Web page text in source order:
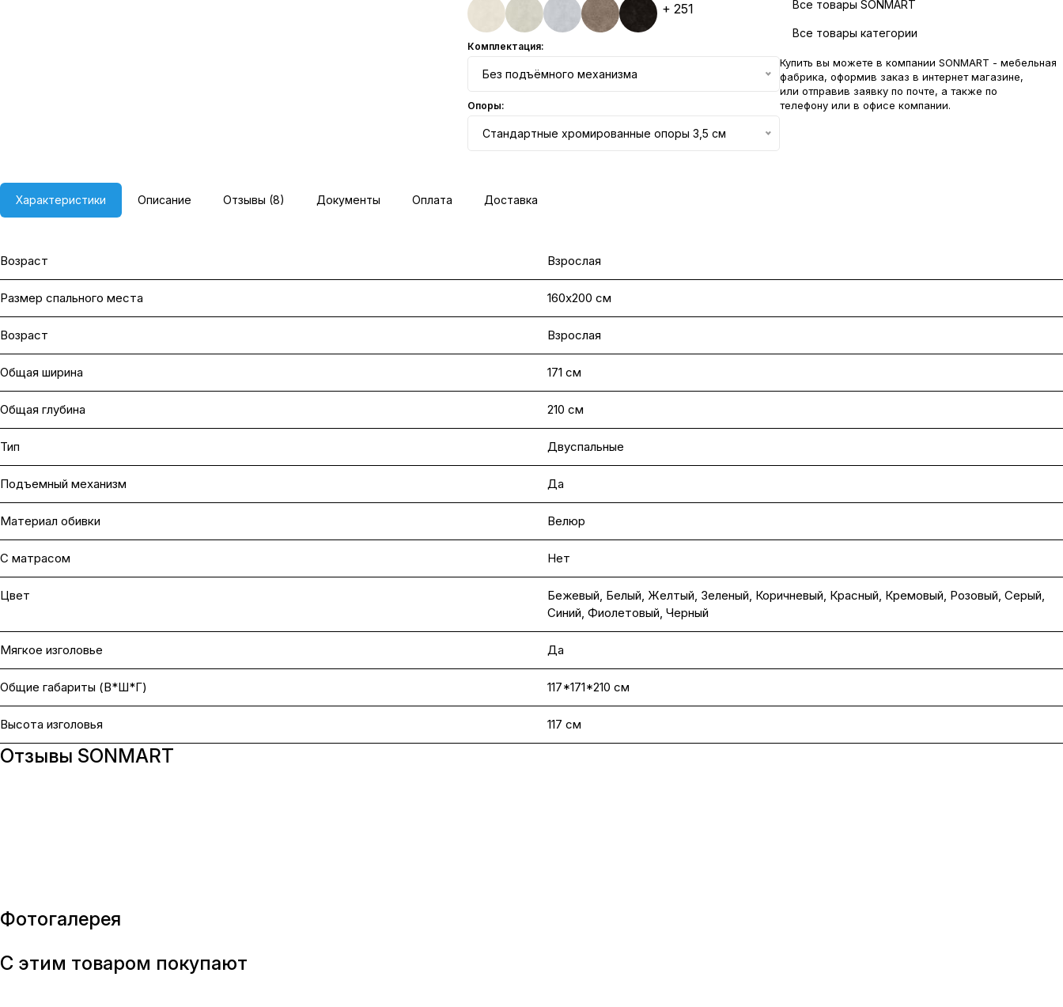
+ 251
Комплектация:
Без подъёмного механизма
Опоры:
Стандартные хромированные опоры 3,5 см
Все товары SONMART
Все товары категории
Купить вы можете в компании SONMART - мебельная
фабрика, оформив заказ в интернет магазине,
или отправив заявку по почте, а также по
телефону или в офисе компании.
Характеристики Описание Отзывы (8) Документы Оплата Доставка
Возраст Взрослая
Размер спального места 160х200 см
Возраст Взрослая
Общая ширина 171 см
Общая глубина 210 см
Тип Двуспальные
Подъемный механизм Да
Материал обивки Велюр
С матрасом Нет
Цвет Бежевый, Белый, Желтый, Зеленый, Коричневый, Красный, Кремовый, Розовый, Серый,
Синий, Фиолетовый, Черный
Мягкое изголовье Да
Общие габариты (В*Ш*Г) 117*171*210 см
Высота изголовья 117 см
Отзывы SONMART
Фотогалерея
С этим товаром покупают